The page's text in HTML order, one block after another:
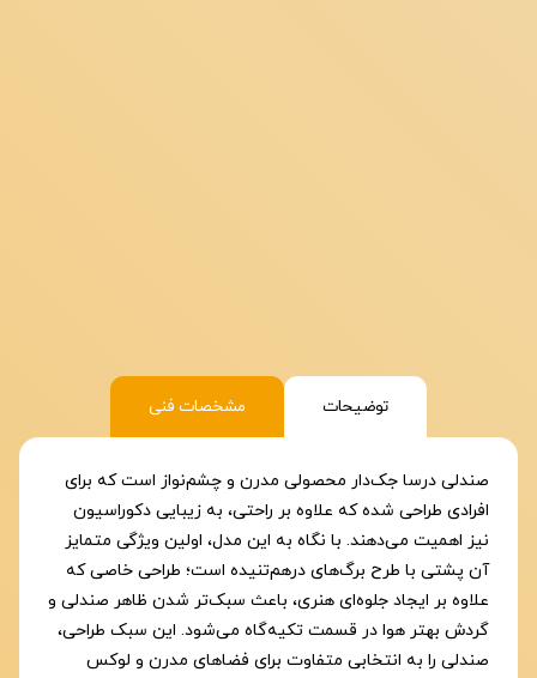
توضیحات مشخصات فنی
صندلی درسا جک‌دار محصولی مدرن و چشم‌نواز است که برای
افرادی طراحی شده که علاوه بر راحتی، به زیبایی دکوراسیون
نیز اهمیت می‌دهند. با نگاه به این مدل، اولین ویژگی متمایز
آن پشتی با طرح برگ‌های درهم‌تنیده است؛ طراحی خاصی که
علاوه بر ایجاد جلوه‌ای هنری، باعث سبک‌تر شدن ظاهر صندلی و
گردش بهتر هوا در قسمت تکیه‌گاه می‌شود. این سبک طراحی،
صندلی را به انتخابی متفاوت برای فضاهای مدرن و لوکس